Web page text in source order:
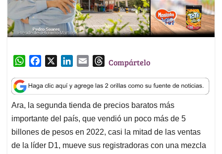
W
a
t
s
A
p
p
c
e
b
o
o
k
n
k
e
d
I
n
a
i
l
T
r
e
a
d
s
Compártelo
Ara, la segunda tienda de precios baratos más
importante del país, que vendió un poco más de 5
billones de pesos en 2022, casi la mitad de las ventas
de la líder D1, mueve sus registradoras con una mezcla